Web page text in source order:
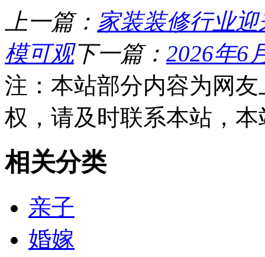
上一篇： 家装装修行业
模可观下一篇： 2026年6
注：本站部分内容为网
权，请及时联系本站，
相关分类
亲子
婚嫁